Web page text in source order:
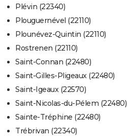
Plévin (22340)
Plouguernével (22110)
Plounévez-Quintin (22110)
Rostrenen (22110)
Saint-Connan (22480)
Saint-Gilles-Pligeaux (22480)
Saint-Igeaux (22570)
Saint-Nicolas-du-Pélem (22480)
Sainte-Tréphine (22480)
Trébrivan (22340)